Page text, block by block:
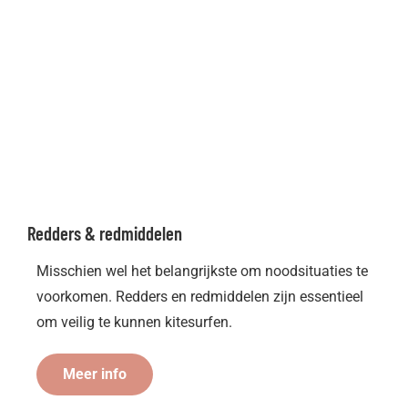
Redders & redmiddelen
Misschien wel het belangrijkste om noodsituaties te
voorkomen. Redders en redmiddelen zijn essentieel
om veilig te kunnen kitesurfen.
Meer info